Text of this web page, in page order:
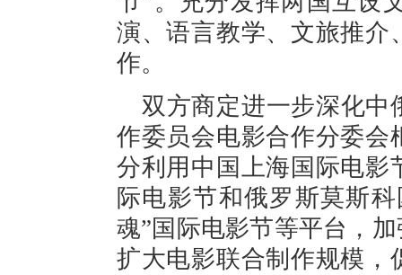
演、语言教学、文旅推介
作。
双方商定进一步深化中
作委员会电影合作分委会
分利用中国上海国际电影
际电影节和俄罗斯莫斯
魂”国际电影节等平台，
扩大电影联合制作规模，